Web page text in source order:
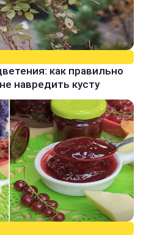
как правильно
навредить кусту